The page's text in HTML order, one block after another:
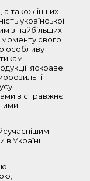
а також інших
української
з найбільших
моменту свого
особливу
яскраве
в справжнє
Україні